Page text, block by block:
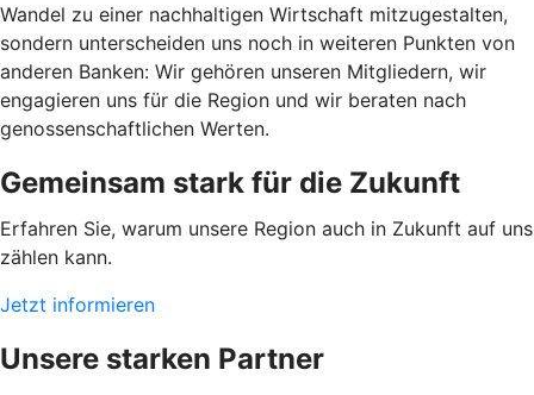
Wandel zu einer nachhaltigen Wirtschaft mitzugestalten,
sondern unterscheiden uns noch in weiteren Punkten von
anderen Banken: Wir gehören unseren Mitgliedern, wir
engagieren uns für die Region und wir beraten nach
genossenschaftlichen Werten.
Gemeinsam stark für die Zukunft
Erfahren Sie, warum unsere Region auch in Zukunft auf uns
zählen kann.
Jetzt informieren
Unsere starken Partner